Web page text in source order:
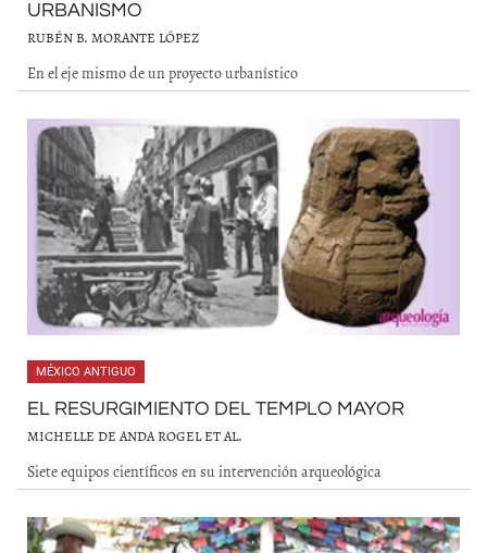
URBANISMO
RUBÉN B. MORANTE LÓPEZ
En el eje mismo de un proyecto urbanístico
MÉXICO ANTIGUO
EL RESURGIMIENTO DEL TEMPLO MAYOR
MICHELLE DE ANDA ROGEL ET AL.
Siete equipos científicos en su intervención arqueológica